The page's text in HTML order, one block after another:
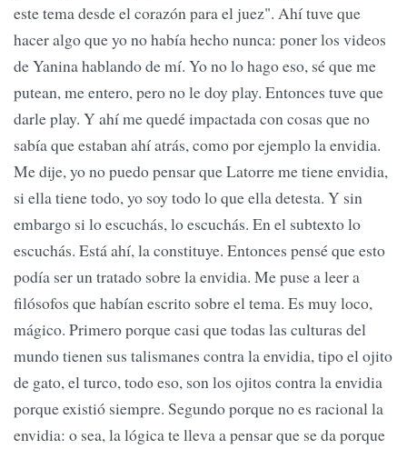
este tema desde el corazón para el juez". Ahí tuve que
hacer algo que yo no había hecho nunca: poner los videos
de Yanina hablando de mí. Yo no lo hago eso, sé que me
putean, me entero, pero no le doy play. Entonces tuve que
darle play. Y ahí me quedé impactada con cosas que no
sabía que estaban ahí atrás, como por ejemplo la envidia.
Me dije, yo no puedo pensar que Latorre me tiene envidia,
si ella tiene todo, yo soy todo lo que ella detesta. Y sin
embargo si lo escuchás, lo escuchás. En el subtexto lo
escuchás. Está ahí, la constituye. Entonces pensé que esto
podía ser un tratado sobre la envidia. Me puse a leer a
filósofos que habían escrito sobre el tema. Es muy loco,
mágico. Primero porque casi que todas las culturas del
mundo tienen sus talismanes contra la envidia, tipo el ojito
de gato, el turco, todo eso, son los ojitos contra la envidia
porque existió siempre. Segundo porque no es racional la
envidia: o sea, la lógica te lleva a pensar que se da porque